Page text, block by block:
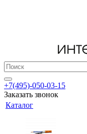
+7(495)-050-03-15
Заказать звонок
Каталог